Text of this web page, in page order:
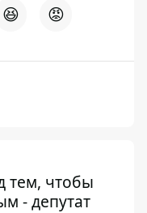
😆 😡
тем, чтобы
- депутат